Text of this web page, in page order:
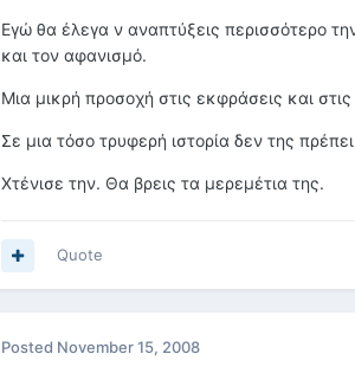
Εγώ θα έλεγα ν αναπτύξεις περισσότερο
και τον αφανισμό.
Μια μικρή προσοχή στις εκφράσεις και στις
Σε μια τόσο τρυφερή ιστορία δεν της
Χτένισε την. Θα βρεις τα μερεμέτια της.
Quote
Posted November 15, 2008